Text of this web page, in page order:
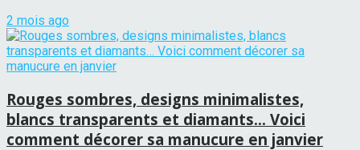
2 mois ago
Rouges sombres, designs minimalistes,
blancs transparents et diamants… Voici
comment décorer sa manucure en janvier